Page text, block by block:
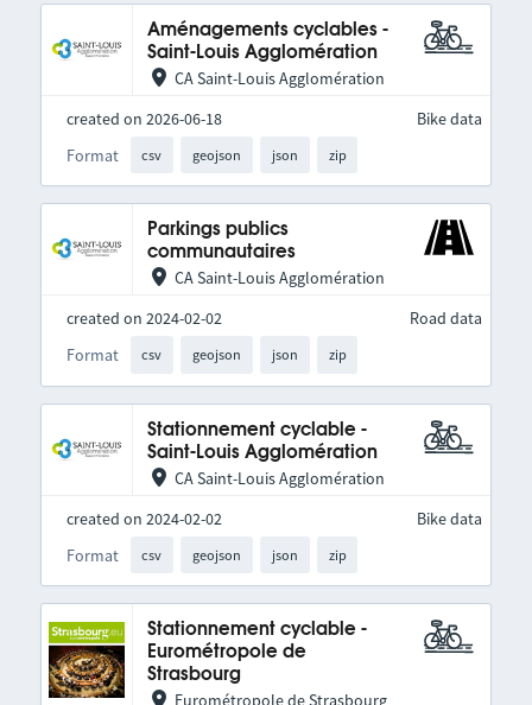
Aménagements cyclables -
Saint-Louis Agglomération
CA Saint-Louis Agglomération
created on 2026-06-18
Format
csv geojson json zip
Bike data
Parkings publics
communautaires
CA Saint-Louis Agglomération
created on 2024-02-02
Format
csv geojson json zip
Road data
Stationnement cyclable -
Saint-Louis Agglomération
CA Saint-Louis Agglomération
created on 2024-02-02
Format
csv geojson json zip
Bike data
Stationnement cyclable -
Eurométropole de
Strasbourg
Eurométropole de Strasbourg